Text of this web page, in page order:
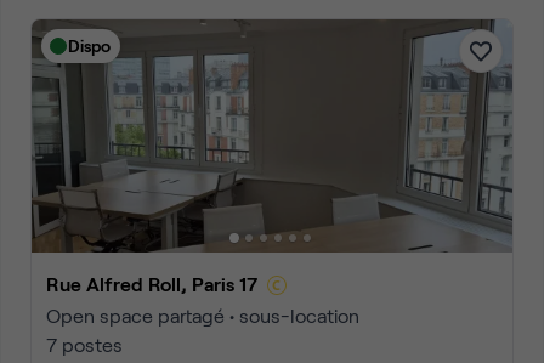
Dispo
Rue Alfred Roll, Paris 17
Open space partagé • sous-location
7 postes